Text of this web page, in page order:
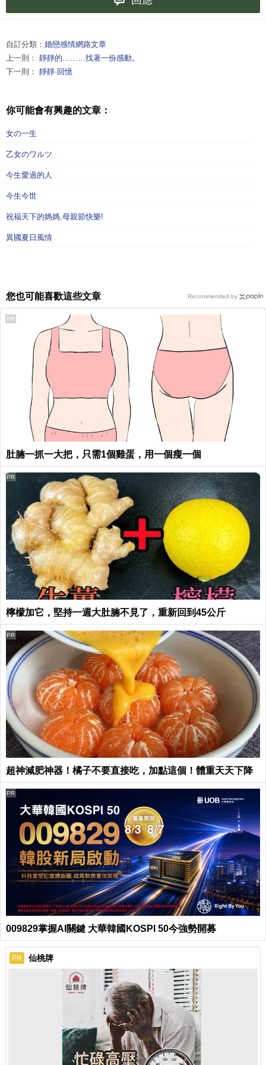
自訂分類： 婚戀感情網路文章
上一則： 靜靜的………找著一份感動。
下一則： 靜靜·回憶
你可能會有興趣的文章：
女の一生
乙女のワルツ
今生愛過的人
今生今世
祝福天下的媽媽,母親節快樂!
異國夏日風情
您也可能喜歡這些文章
肚腩一抓一大把，只需1個雞蛋，用一個瘦一個
PR
檸檬加它，堅持一週大肚腩不見了，重新回到45公斤
PR
超神減肥神器！橘子不要直接吃，加點這個！體重天天下降
PR
009829掌握AI關鍵 大華韓國KOSPI 50今強勢開募
PR
PR 仙桃牌
Recommended by